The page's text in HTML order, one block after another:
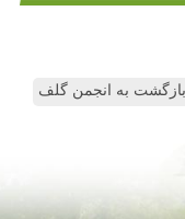
بازگشت به انجمن گلف